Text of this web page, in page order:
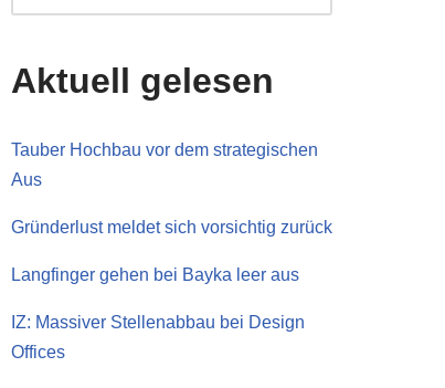
Aktuell gelesen
Tauber Hochbau vor dem strategischen
Aus
Gründerlust meldet sich vorsichtig zurück
Langfinger gehen bei Bayka leer aus
IZ: Massiver Stellenabbau bei Design
Offices